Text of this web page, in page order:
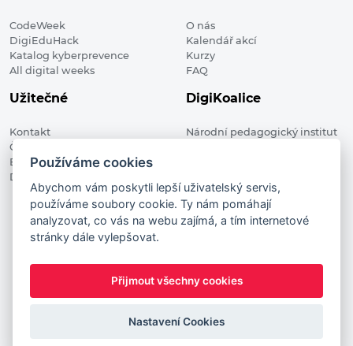
CodeWeek
DigiEduHack
Katalog kyberprevence
All digital weeks
O nás
Kalendář akcí
Kurzy
FAQ
Užitečné
Kontakt
Členské organizace
Blog
Digitalizace ve vzdělávání
DigiKoalice
Národní pedagogický institut
DigiKoalice 2021. All rights reserved
Vstup do administrace
This project has received funding from the European
Commission Innovation and Networks Executive Agency (now
Commission and the European Commission is not responsible
Používáme cookies
Abychom vám poskytli lepší uživatelský servis,
používáme soubory cookie. Ty nám pomáhají
analyzovat, co vás na webu zajímá, a tím internetové
stránky dále vylepšovat.
Přijmout všechny cookies
Nastavení Cookies